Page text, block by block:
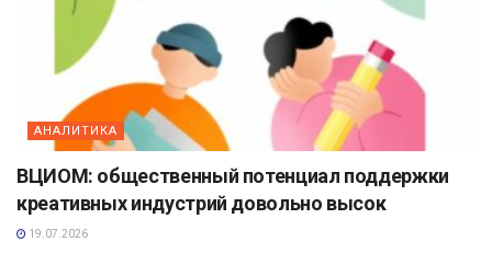
АНАЛИТИКА
ВЦИОМ: общественный потенциал поддержки
креативных индустрий довольно высок
19.07.2026